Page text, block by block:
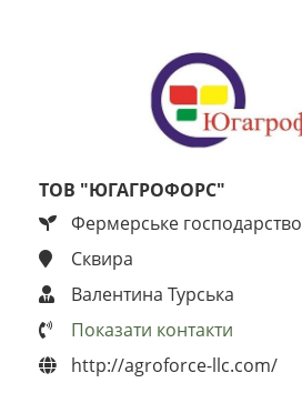
ТОВ "ЮГАГРОФОРС"
Фермерське господарство
Сквира
Валентина Турська
Показати контакти
http://agroforce-llc.com/